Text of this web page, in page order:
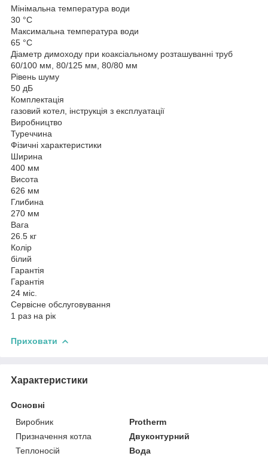
Мінімальна температура води
30 °C
Максимальна температура води
65 °C
Діаметр димоходу при коаксіальному розташуванні труб
60/100 мм, 80/125 мм, 80/80 мм
Рівень шуму
50 дБ
Комплектація
газовий котел, інструкція з експлуатації
Виробництво
Туреччина
Фізичні характеристики
Ширина
400 мм
Висота
626 мм
Глибина
270 мм
Вага
26.5 кг
Колір
білий
Гарантія
Гарантія
24 міс.
Сервісне обслуговування
1 раз на рік
Приховати
Характеристики
Основні
Виробник
Protherm
Призначення котла
Двуконтурний
Теплоносій
Вода